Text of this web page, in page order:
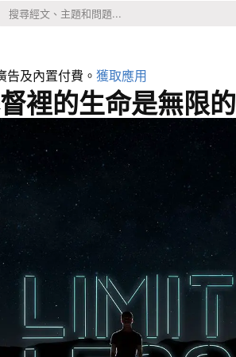
及內置付費。 獲取應用
裡的生命是無限的